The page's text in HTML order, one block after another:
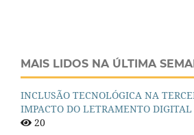
MAIS LIDOS NA ÚLTIMA
INCLUSÃO TECNOLÓGICA NA
IMPACTO DO LETRAMENTO DIGITAL
20